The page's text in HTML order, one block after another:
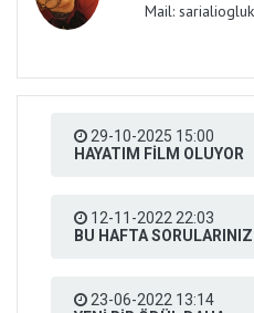
Mail:
29-10-2025 15:00
HAYATIM FİLM OLUYOR
12-11-2022 22:03
BU HAFTA
23-06-2022 13:14